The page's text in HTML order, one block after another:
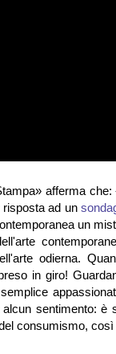
afferma
risposta ad un
un
odierna.
in giro!
sentimento:
consumismo,